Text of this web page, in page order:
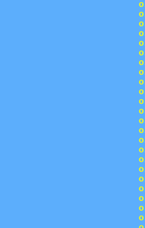
o
o
o
o
o
o
o
o
o
o
o
o
o
o
o
o
o
o
o
o
o
o
o